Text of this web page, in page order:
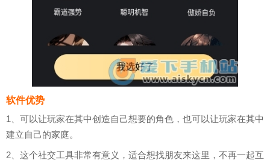
软件优势
1、可以让玩家在其中创造自己想要的角色，也可以让玩家在其中
建立自己的家庭。
2、这个社交工具非常有意义，适合想找朋友来这里，不再一起互